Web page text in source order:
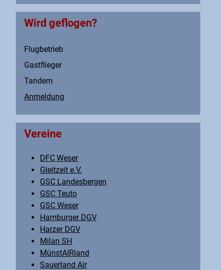
Wird geflogen?
Flugbetrieb
Gastflieger
Tandem
Anmeldung
Vereine
DFC Weser
Gleitzeit e.V.
GSC Landesbergen
GSC Teuto
GSC Weser
Hamburger DGV
Harzer DGV
Milan SH
MünstAIRland
Sauerland Air